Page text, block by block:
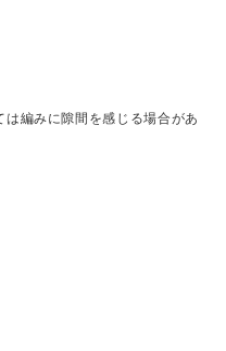
編みに隙間を感じる場合があ